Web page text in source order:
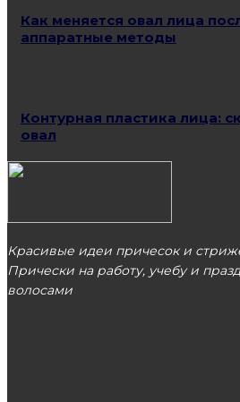
Как меняется овал лица
аппаратные методы
Контурная пластика лица:
овал
Красивые идеи причесок и
Прически на работу, учебу и
волосами